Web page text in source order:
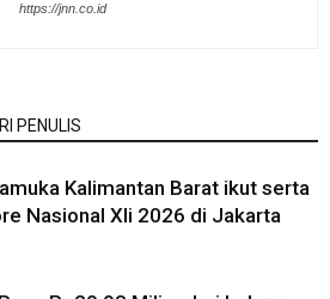
https://jnn.co.id
PENULIS
Kalimantan Barat ikut serta
Nasional XIi 2026 di Jakarta